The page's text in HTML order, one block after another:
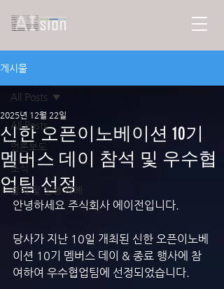
게시물
All Posts
언론보도
소식
설치 및 운영 사례
All Posts
신한 오픈이노베이션 10기
멤버스 데이 참석 및 우수협
업팀 선정
2025년 12월 22일
안녕하세요 주식회사 에이전입니다.
당사가 지난 10일 개최된 신한 오픈이노베
이션 10기 멤버스 데이 & 종료 행사에 참
여하여 우수협업팀에 선정되었습니다.